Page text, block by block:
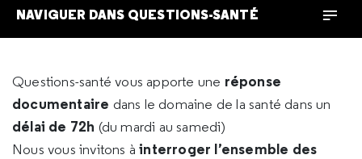
NAVIGUER DANS QUESTIONS-SANTÉ
Questions-santé vous apporte une réponse
documentaire dans le domaine de la santé dans un
délai de 72h (du mardi au samedi)
Nous vous invitons àinterroger l’ensemble des